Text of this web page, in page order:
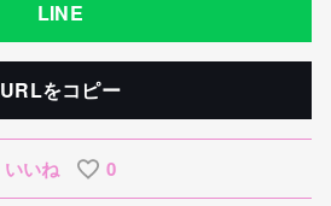
LINE
URLをコピー
いいね 0